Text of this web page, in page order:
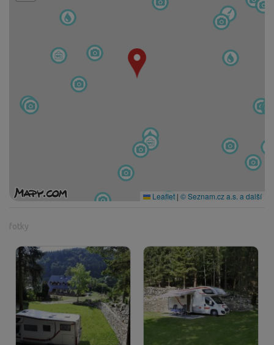
Leaflet | © Seznam.cz a.s. a další
fotky